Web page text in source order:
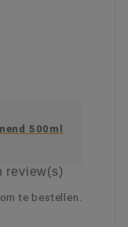
500ml
review(s)
te bestellen.